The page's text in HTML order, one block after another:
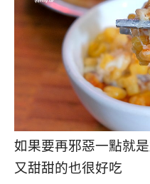
如果要再邪惡一點就
又甜甜的也很好吃